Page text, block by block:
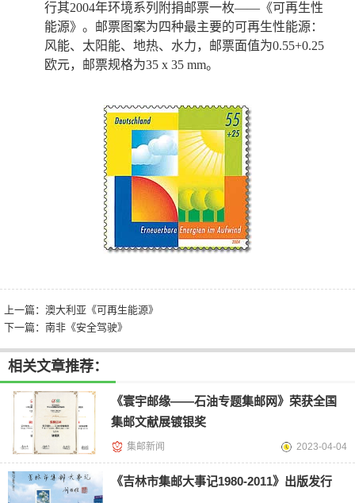
行其2004年环境系列附捐邮票一枚——《可再生性
能源》。邮票图案为四种最主要的可再生性能源：
风能、太阳能、地热、水力，邮票面值为0.55+0.25
欧元，邮票规格为35 x 35 mm。
上一篇： 澳大利亚《可再生能源》
下一篇： 南非《安全驾驶》
相关文章推荐：
《寰宇邮缘——石油专题集邮网》荣获全国
集邮文献展镀银奖
集邮新闻 2023-04-04
《吉林市集邮大事记1980-2011》出版发行